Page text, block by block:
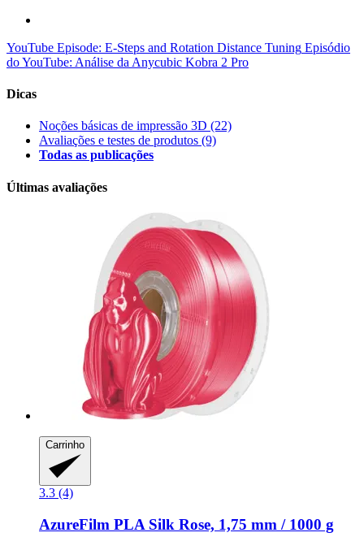
YouTube Episode: E-Steps and Rotation Distance Tuning Episódio
do YouTube: Análise da Anycubic Kobra 2 Pro
Dicas
Noções básicas de impressão 3D (22)
Avaliações e testes de produtos (9)
Todas as publicações
Últimas avaliações
Carrinho
3.3 (4)
AzureFilm PLA Silk Rose, 1,75 mm / 1000 g